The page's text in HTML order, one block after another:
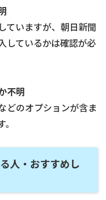
ていますが、朝日新聞
しているかは確認が必
不明
どのオプションが含ま
人・おすすめし